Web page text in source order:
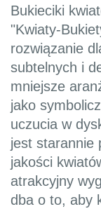
Bukieciki
"Kwiaty-
rozwiązanie
subtelnych i
mniejsze
jako
uczucia w
jest starannie
jakości
atrakcyjny
dba o to, aby